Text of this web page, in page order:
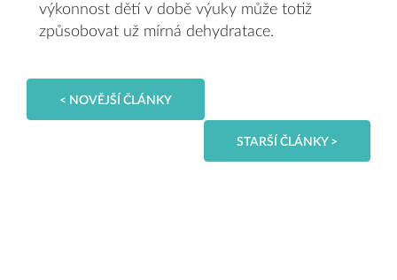
výkonnost dětí v době výuky může totiž
způsobovat už mírná dehydratace.
< NOVĚJŠÍ ČLÁNKY
STARŠÍ ČLÁNKY >